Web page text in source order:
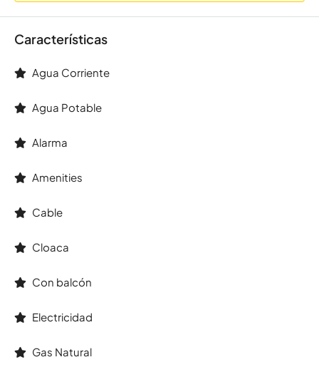
Características
Agua Corriente
Agua Potable
Alarma
Amenities
Cable
Cloaca
Con balcón
Electricidad
Gas Natural